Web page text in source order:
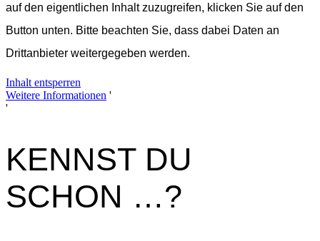
auf den eigentlichen Inhalt zuzugreifen, klicken Sie auf den
Button unten. Bitte beachten Sie, dass dabei Daten an
Drittanbieter weitergegeben werden.
Inhalt entsperren
Weitere Informationen '
'
KENNST DU
SCHON …?